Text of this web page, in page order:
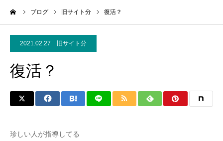
ブログ 旧サイト分 復活？
2021.02.27 旧サイト分
復活？
珍しい人が指導してる